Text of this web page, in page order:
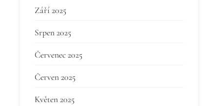
Září 2025
Srpen 2025
Červenec 2025
Červen 2025
Květen 2025